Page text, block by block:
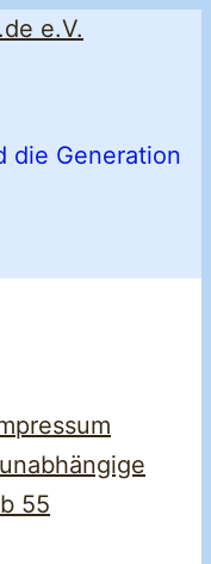
die Generation
55